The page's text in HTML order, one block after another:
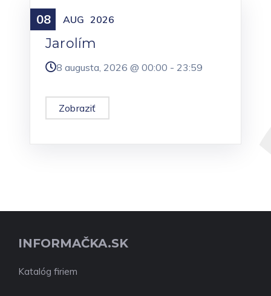
08 AUG 2026
Meniny
Jarolím
8 augusta, 2026 @ 00:00 - 23:59
Zobraziť
INFORMAČKA.SK
Katalóg firiem